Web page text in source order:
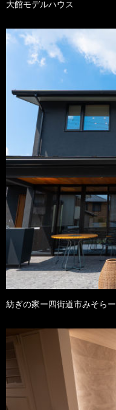
大館モデルハウス
紡ぎの家ー四街道市みそらー